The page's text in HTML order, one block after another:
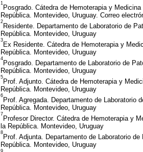
1
Posgrado. Cátedra de Hemoterapia y
República. Montevideo, Uruguay. Correo
2
Residente. Departamento de Laboratorio de
República. Montevideo, Uruguay
3
Ex Residente. Cátedra de Hemoterapia y
República. Montevideo, Uruguay
4
Posgrado. Departamento de Laboratorio de
República. Montevideo, Uruguay
5
Prof. Adjunto. Cátedra de Hemoterapia y
República. Montevideo, Uruguay
6
Prof. Agregada. Departamento de
República. Montevideo, Uruguay
7
Profesor Director. Cátedra de Hemoterapia y
la República. Montevideo, Uruguay
8
Prof. Adjunta. Departamento de Laboratorio
República. Montevideo, Uruguay